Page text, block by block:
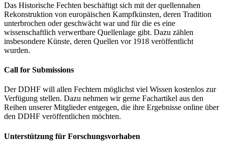
Das Historische Fechten beschäftigt sich mit der quellennahen
Rekonstruktion von europäischen Kampfkünsten, deren Tradition
unterbrochen oder geschwächt war und für die es eine
wissenschaftlich verwertbare Quellenlage gibt. Dazu zählen
insbesondere Künste, deren Quellen vor 1918 veröffentlicht
wurden.
Call for Submissions
Der DDHF will allen Fechtern möglichst viel Wissen kostenlos zur
Verfügung stellen. Dazu nehmen wir gerne Fachartikel aus den
Reihen unserer Mitglieder entgegen, die ihre Ergebnisse online über
den DDHF veröffentlichen möchten.
Unterstützung für Forschungsvorhaben